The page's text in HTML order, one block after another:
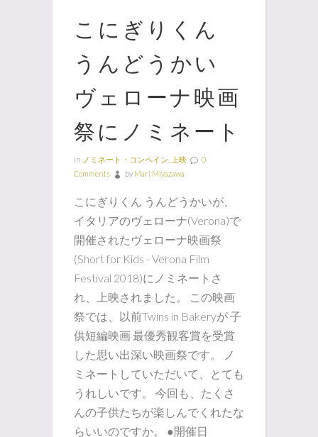
こにぎりくん
うんどうかい
ヴェローナ映画
祭にノミネート
in ノミネート・コンペイン 上映
0
Comments
by Mari Miyazawa
こにぎりくん うんどうかいが、
イタリアのヴェローナ(Verona)で
開催されたヴェローナ映画祭
(Short for Kids - Verona Film
Festival 2018)にノミネートさ
れ、上映されました。 この映画
祭では、以前Twins in Bakeryが 子
供短編映画 最優秀観客賞を受賞
した思い出深い映画祭です。 ノ
ミネートしていただいて、とても
うれしいです。 今回も、たくさ
んの子供たちが楽しんでくれたな
らいいのですか。 ●開催日